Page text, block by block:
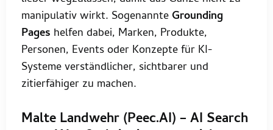
manipulativ wirkt. Sogenannte Grounding
Pages helfen dabei, Marken, Produkte,
Personen, Events oder Konzepte für KI-
Systeme verständlicher, sichtbarer und
zitierfähiger zu machen.
Malte Landwehr (Peec.AI) – AI Search